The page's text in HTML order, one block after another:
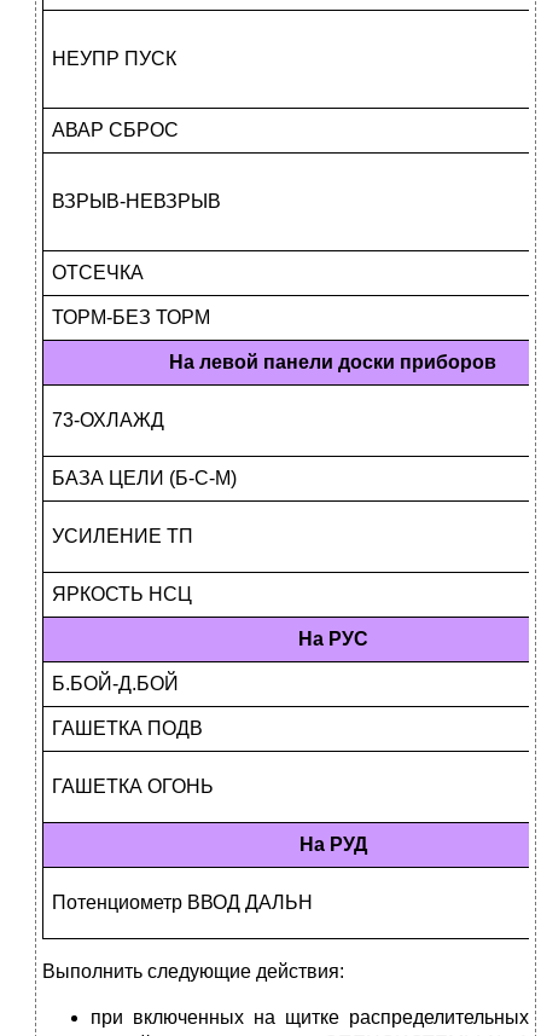
НЕУПР ПУСК
АВАР СБРОС
ВЗРЫВ-НЕВЗРЫВ
ОТСЕЧКА
ТОРМ-БЕЗ ТОРМ
На левой панели доски приборов
73-ОХЛАЖД
БАЗА ЦЕЛИ (Б-С-М)
УСИЛЕНИЕ ТП
ЯРКОСТЬ НСЦ
На РУС
Б.БОЙ-Д.БОЙ
ГАШЕТКА ПОДВ
ГАШЕТКА ОГОНЬ
На РУД
Потенциометр ВВОД ДАЛЬН
Выполнить следующие действия:
при включенных на щитке распределительных